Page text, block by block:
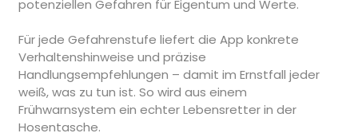
potenziellen Gefahren für Eigentum und Werte.
Für jede Gefahrenstufe liefert die App konkrete
Verhaltenshinweise und präzise
Handlungsempfehlungen – damit im Ernstfall jeder
weiß, was zu tun ist. So wird aus einem
Frühwarnsystem ein echter Lebensretter in der
Hosentasche.